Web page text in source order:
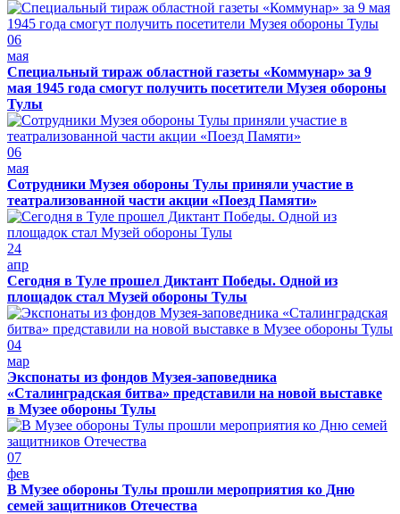
06
мая
Специальный тираж областной газеты «Коммунар» за 9
мая 1945 года смогут получить посетители Музея обороны
Тулы
06
мая
Сотрудники Музея обороны Тулы приняли участие в
театрализованной части акции «Поезд Памяти»
24
апр
Сегодня в Туле прошел Диктант Победы. Одной из
площадок стал Музей обороны Тулы
04
мар
Экспонаты из фондов Музея-заповедника
«Сталинградская битва» представили на новой выставке
в Музее обороны Тулы
07
фев
В Музее обороны Тулы прошли мероприятия ко Дню
семей защитников Отечества